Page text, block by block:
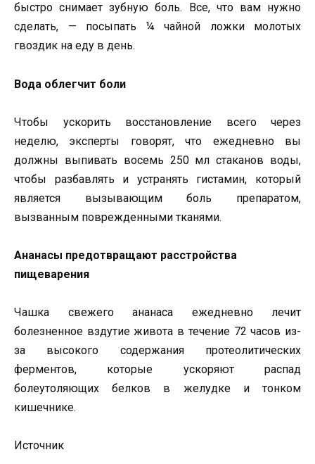
быстро снимает зубную боль. Все, что вам нужно
сделать, — посыпать ¼ чайной ложки молотых
гвоздик на еду в день.
Вода облегчит боли
Чтобы ускорить восстановление всего через
неделю, эксперты говорят, что ежедневно вы
должны выпивать восемь 250 мл стаканов воды,
чтобы разбавлять и устранять гистамин, который
является вызывающим боль препаратом,
вызванным поврежденными тканями.
Ананасы предотвращают расстройства
пищеварения
Чашка свежего ананаса ежедневно лечит
болезненное вздутие живота в течение 72 часов из-
за высокого содержания протеолитических
ферментов, которые ускоряют распад
болеутоляющих белков в желудке и тонком
кишечнике.
Источник